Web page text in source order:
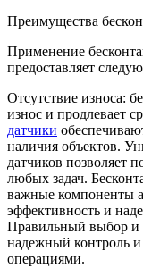
Преимущества
Применение
предоставляет
Отсутствие износа:
износ и продлевает
датчики
наличия объектов.
датчиков позволяет
любых задач.
важные компоненты
эффективность и
Правильный выбор и
надежный контроль
операциями.